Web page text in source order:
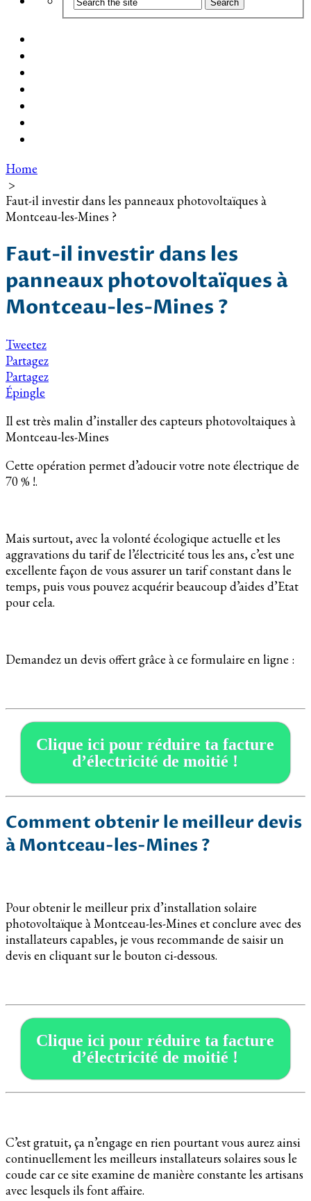
Home
>
Faut-il investir dans les panneaux photovoltaïques à
Montceau-les-Mines ?
Faut-il investir dans les
panneaux photovoltaïques à
Montceau-les-Mines ?
Tweetez
Partagez
Partagez
Épingle
Il est très malin d’installer des capteurs photovoltaiques à
Montceau-les-Mines
Cette opération permet d’adoucir votre note électrique de
70 % !.
Mais surtout, avec la volonté écologique actuelle et les
aggravations du tarif de l’électricité tous les ans, c’est une
excellente façon de vous assurer un tarif constant dans le
temps, puis vous pouvez acquérir beaucoup d’aides d’Etat
pour cela.
Demandez un devis offert grâce à ce formulaire en ligne :
Clique ici pour réduire ta facture
d’électricité de moitié !
Comment obtenir le meilleur devis
à Montceau-les-Mines ?
Pour obtenir le meilleur prix d’installation solaire
photovoltaïque à Montceau-les-Mines et conclure avec des
installateurs capables, je vous recommande de saisir un
devis en cliquant sur le bouton ci-dessous.
Clique ici pour réduire ta facture
d’électricité de moitié !
C’est gratuit, ça n’engage en rien pourtant vous aurez ainsi
continuellement les meilleurs installateurs solaires sous le
coude car ce site examine de manière constante les artisans
avec lesquels ils font affaire.